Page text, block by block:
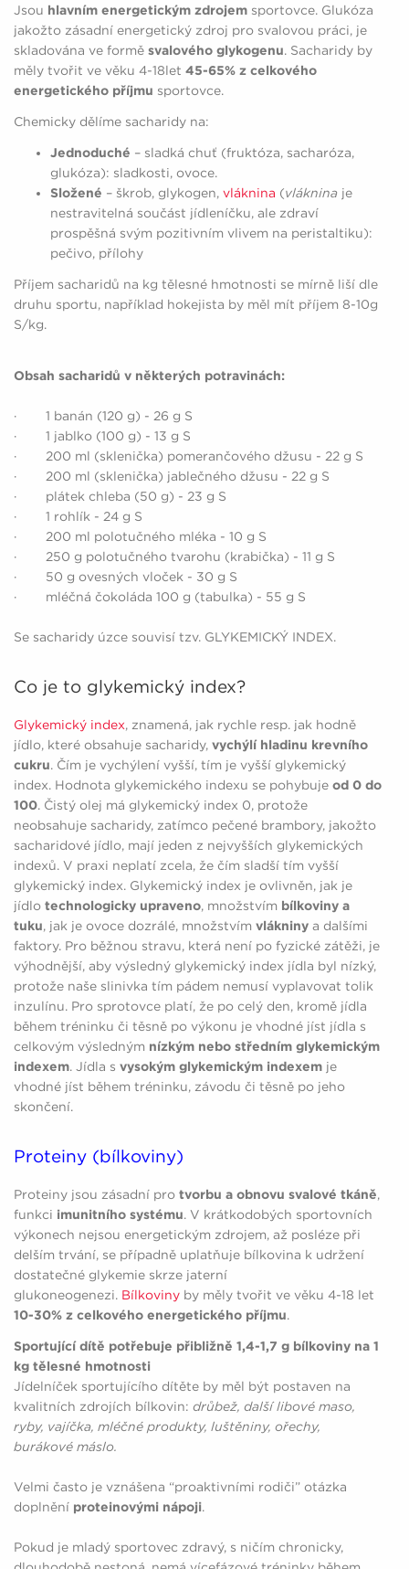
Jsou hlavním energetickým zdrojem sportovce. Glukóza
jakožto zásadní energetický zdroj pro svalovou práci, je
skladována ve formě svalového glykogenu. Sacharidy by
měly tvořit ve věku 4-18let 45-65% z celkového
energetického příjmu sportovce.
Chemicky dělíme sacharidy na:
Jednoduché – sladká chuť (fruktóza, sacharóza,
glukóza): sladkosti, ovoce.
Složené – škrob, glykogen, vláknina (vláknina je
nestravitelná součást jídleníčku, ale zdraví
prospěšná svým pozitivním vlivem na peristaltiku):
pečivo, přílohy
Příjem sacharidů na kg tělesné hmotnosti se mírně liší dle
druhu sportu, například hokejista by měl mít příjem 8-10g
S/kg.
Obsah sacharidů v některých potravinách:
· 1 banán (120 g) - 26 g S
· 1 jablko (100 g) - 13 g S
· 200 ml (sklenička) pomerančového džusu - 22 g S
· 200 ml (sklenička) jablečného džusu - 22 g S
· plátek chleba (50 g) - 23 g S
· 1 rohlík - 24 g S
· 200 ml polotučného mléka - 10 g S
· 250 g polotučného tvarohu (krabička) - 11 g S
· 50 g ovesných vloček - 30 g S
· mléčná čokoláda 100 g (tabulka) - 55 g S
Se sacharidy úzce souvisí tzv. GLYKEMICKÝ INDEX.
Co je to glykemický index?
Glykemický index, znamená, jak rychle resp. jak hodně
jídlo, které obsahuje sacharidy, vychýlí hladinu krevního
cukru. Čím je vychýlení vyšší, tím je vyšší glykemický
index. Hodnota glykemického indexu se pohybuje od 0 do
100. Čistý olej má glykemický index 0, protože
neobsahuje sacharidy, zatímco pečené brambory, jakožto
sacharidové jídlo, mají jeden z nejvyšších glykemických
indexů. V praxi neplatí zcela, že čím sladší tím vyšší
glykemický index. Glykemický index je ovlivněn, jak je
jídlo technologicky upraveno, množstvím bílkoviny a
tuku, jak je ovoce dozrálé, množstvím vlákniny a dalšími
faktory. Pro běžnou stravu, která není po fyzické zátěži, je
výhodnější, aby výsledný glykemický index jídla byl nízký,
protože naše slinivka tím pádem nemusí vyplavovat tolik
inzulínu. Pro sprotovce platí, že po celý den, kromě jídla
během tréninku či těsně po výkonu je vhodné jíst jídla s
celkovým výsledným nízkým nebo středním glykemickým
indexem. Jídla s vysokým glykemickým indexem je
vhodné jíst během tréninku, závodu či těsně po jeho
skončení.
Proteiny (bílkoviny)
Proteiny jsou zásadní pro tvorbu a obnovu svalové tkáně,
funkci imunitního systému. V krátkodobých sportovních
výkonech nejsou energetickým zdrojem, až posléze při
delším trvání, se případně uplatňuje bílkovina k udržení
dostatečné glykemie skrze jaterní
glukoneogenezi. Bílkoviny by měly tvořit ve věku 4-18 let
10-30% z celkového energetického příjmu.
Sportující dítě potřebuje přibližně 1,4-1,7 g bílkoviny na 1
kg tělesné hmotnosti
Jídelníček sportujícího dítěte by měl být postaven na
kvalitních zdrojích bílkovin: drůbež, další libové maso,
ryby, vajíčka, mléčné produkty, luštěniny, ořechy,
burákové máslo.
Velmi často je vznášena “proaktivními rodiči” otázka
doplnění proteinovými nápoji.
Pokud je mladý sportovec zdravý, s ničím chronicky,